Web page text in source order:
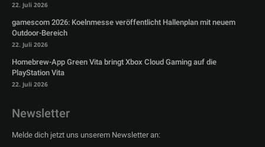
22. Juli 2026
gamescom 2026: Koelnmesse veröffentlicht Hallenplan mit neuem
Outdoor-Bereich
22. Juli 2026
Homebrew-App Green Vita bringt Xbox Cloud Gaming auf die
PlayStation Vita
22. Juli 2026
Newsletter
Melde dich jetzt uns unserem Newsletter an: